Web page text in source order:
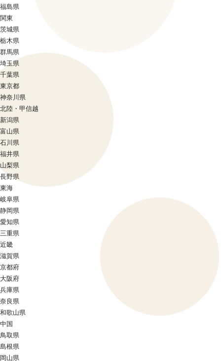
福島県
関東
茨城県
栃木県
群馬県
埼玉県
千葉県
東京都
神奈川県
北陸・甲信越
新潟県
富山県
石川県
福井県
山梨県
長野県
東海
岐阜県
静岡県
愛知県
三重県
近畿
滋賀県
京都府
大阪府
兵庫県
奈良県
和歌山県
中国
鳥取県
島根県
岡山県